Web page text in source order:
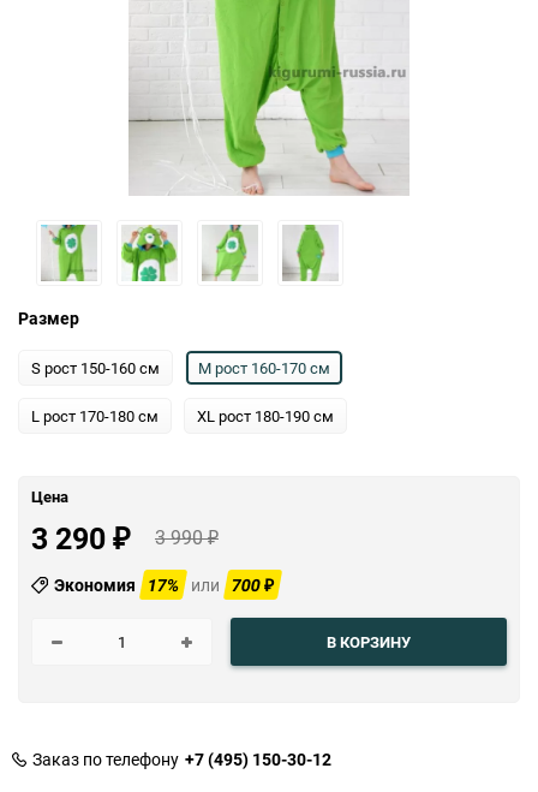
Размер
S рост 150-160 см M рост 160-170 см
L рост 170-180 см XL рост 180-190 см
Цена
3 290 ₽ 3 990₽
Экономия 17% или 700₽
В КОРЗИНУ
Заказ по телефону +7 (495) 150-30-12